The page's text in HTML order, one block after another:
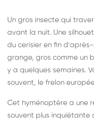
Un gros insecte qui
avant la nuit. Une
du cerisier en fin
grange, gros comme un
y a quelques semaines.
souvent, le frelon
Cet hyménoptère a une
souvent plus inquiétante